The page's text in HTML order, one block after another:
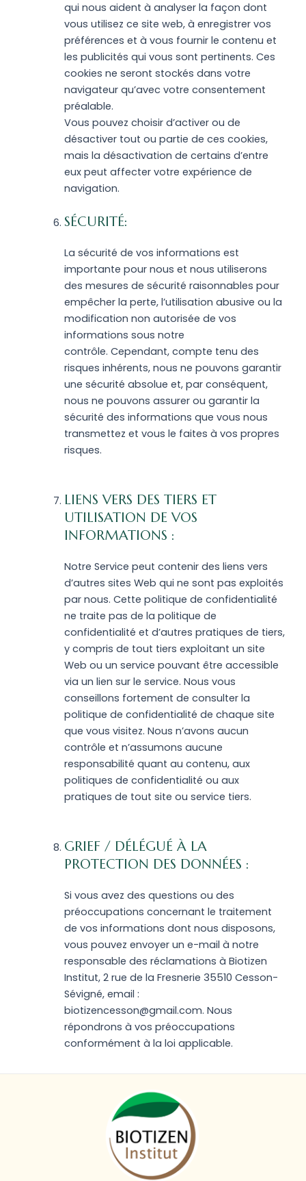
qui nous aident à analyser la façon dont
vous utilisez ce site web, à enregistrer vos
préférences et à vous fournir le contenu et
les publicités qui vous sont pertinents. Ces
cookies ne seront stockés dans votre
navigateur qu’avec votre consentement
préalable.
Vous pouvez choisir d’activer ou de
désactiver tout ou partie de ces cookies,
mais la désactivation de certains d’entre
eux peut affecter votre expérience de
navigation.
SÉCURITÉ:
La sécurité de vos informations est
importante pour nous et nous utiliserons
des mesures de sécurité raisonnables pour
empêcher la perte, l’utilisation abusive ou la
modification non autorisée de vos
informations sous notre
contrôle. Cependant, compte tenu des
risques inhérents, nous ne pouvons garantir
une sécurité absolue et, par conséquent,
nous ne pouvons assurer ou garantir la
sécurité des informations que vous nous
transmettez et vous le faites à vos propres
risques.
LIENS VERS DES TIERS ET
UTILISATION DE VOS
INFORMATIONS :
Notre Service peut contenir des liens vers
d’autres sites Web qui ne sont pas exploités
par nous. Cette politique de confidentialité
ne traite pas de la politique de
confidentialité et d’autres pratiques de tiers,
y compris de tout tiers exploitant un site
Web ou un service pouvant être accessible
via un lien sur le service. Nous vous
conseillons fortement de consulter la
politique de confidentialité de chaque site
que vous visitez. Nous n’avons aucun
contrôle et n’assumons aucune
responsabilité quant au contenu, aux
politiques de confidentialité ou aux
pratiques de tout site ou service tiers.
GRIEF / DÉLÉGUÉ À LA
PROTECTION DES DONNÉES :
Si vous avez des questions ou des
préoccupations concernant le traitement
de vos informations dont nous disposons,
vous pouvez envoyer un e-mail à notre
responsable des réclamations à Biotizen
Institut, 2 rue de la Fresnerie 35510 Cesson-
Sévigné, email :
biotizencesson@gmail.com. Nous
répondrons à vos préoccupations
conformément à la loi applicable.